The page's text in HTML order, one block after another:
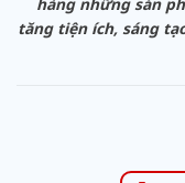
hàng những sản
tăng tiện ích, sáng